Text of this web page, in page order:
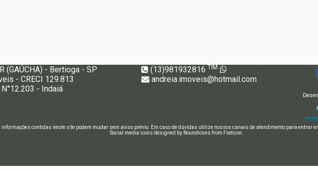
(GAÚCHA) - Bertioga - SP
- CRECI 129.813
- Indaiá
(13)981932816 TIM
andreia.imoveis@hotmail.com
informações contidas neste site podem mudar sem aviso prévio. Em caso de dúvidas utilize nossos canais de atendimento para entrar
Social media icons designed by Roundicons from Flaticon.